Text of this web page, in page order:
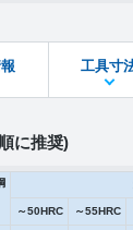
工具寸
に推奨)
～50HRC ～55HRC